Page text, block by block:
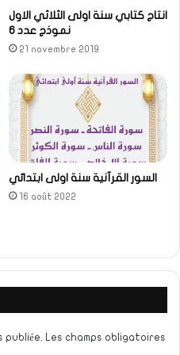
انتاج كتابي سنة اولى الثلاثي الاول
نموذج عدد 6
21 novembre 2019
السور القرآنية سنة اولى ابتدائي
16 août 2022
publiée. Les champs obligatoires